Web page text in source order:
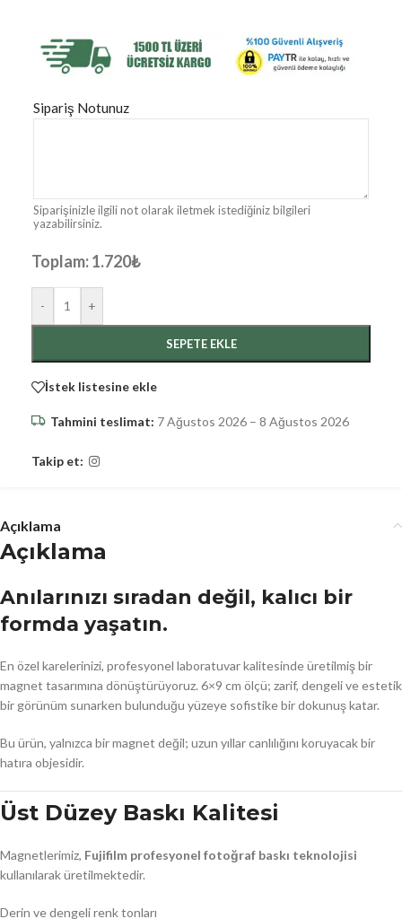
Sipariş Notunuz
Siparişinizle ilgili not olarak iletmek istediğiniz bilgileri
yazabilirsiniz.
Toplam:1.720₺
- +
SEPETE EKLE
İstek listesine ekle
Tahmini teslimat: 7 Ağustos 2026 – 8 Ağustos 2026
Takip et:
Açıklama
Açıklama
Anılarınızı sıradan değil, kalıcı bir
formda yaşatın.
En özel karelerinizi, profesyonel laboratuvar kalitesinde üretilmiş bir
magnet tasarımına dönüştürüyoruz. 6×9 cm ölçü; zarif, dengeli ve estetik
bir görünüm sunarken bulunduğu yüzeye sofistike bir dokunuş katar.
Bu ürün, yalnızca bir magnet değil; uzun yıllar canlılığını koruyacak bir
hatıra objesidir.
Üst Düzey Baskı Kalitesi
Magnetlerimiz, Fujifilm profesyonel fotoğraf baskı teknolojisi
kullanılarak üretilmektedir.
Derin ve dengeli renk tonları